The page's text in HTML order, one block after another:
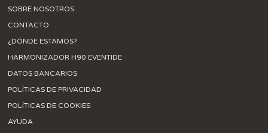
SOBRE NOSOTROS
CONTACTO
¿DÓNDE ESTAMOS?
HARMONIZADOR H90 EVENTIDE
DATOS BANCARIOS
POLÍTICAS DE PRIVACIDAD
POLÍTICAS DE COOKIES
AYUDA